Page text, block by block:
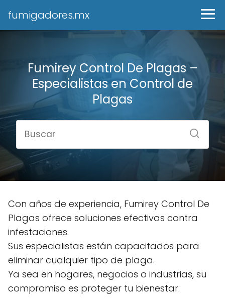
fumigadores.mx
Fumirey Control De Plagas –
Especialistas en Control de
Plagas
Con años de experiencia, Fumirey Control De
Plagas ofrece soluciones efectivas contra
infestaciones.
Sus especialistas están capacitados para
eliminar cualquier tipo de plaga.
Ya sea en hogares, negocios o industrias, su
compromiso es proteger tu bienestar.